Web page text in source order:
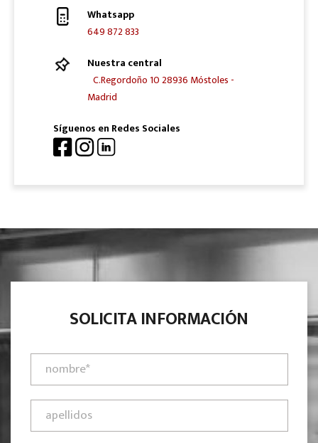
Whatsapp
649 872 833
Nuestra central
C.Regordoño 10 28936 Móstoles -
Madrid
Síguenos en Redes Sociales
SOLICITA INFORMACIÓN